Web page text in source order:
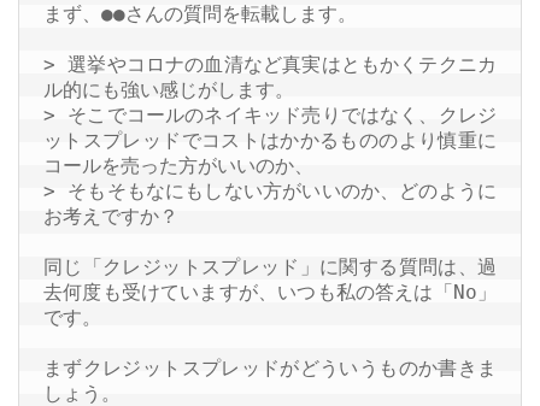
FX、株で苦労してませんか？
圧倒的な勝率のコール売り戦略
大暴落でひと財産つくるファープット買い戦略
book & seminar
著書：世界一やさしいオプション取引の教科書
225オプションセミナー動画（基礎編）
225オプションセミナー動画（実践編）
セミナー動画（基礎編）前編
セミナー動画（実践編）前編
まず、●●さんの質問を転載します。
> 選挙やコロナの血清など真実はともかくテクニカ
ル的にも強い感じがします。
> そこでコールのネイキッド売りではなく、クレジ
ットスプレッドでコストはかかるもののより慎重に
コールを売った方がいいのか、
> そもそもなにもしない方がいいのか、どのように
お考えですか？
同じ「クレジットスプレッド」に関する質問は、過
去何度も受けていますが、いつも私の答えは「No」
です。
まずクレジットスプレッドがどういうものか書きま
しょう。